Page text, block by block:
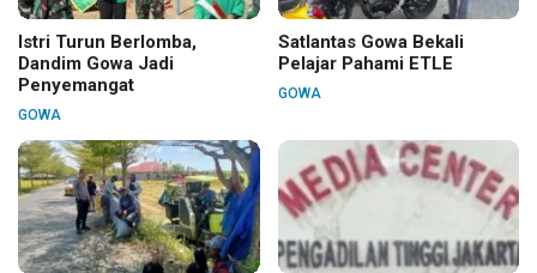
Istri Turun Berlomba,
Dandim Gowa Jadi
Penyemangat
GOWA
Satlantas Gowa Bekali
Pelajar Pahami ETLE
GOWA